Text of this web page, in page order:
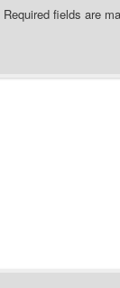
Required fields are